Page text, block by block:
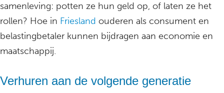
samenleving: potten ze hun geld op, of laten ze het
rollen? Hoe in Friesland ouderen als consument en
belastingbetaler kunnen bijdragen aan economie en
maatschappij.
Verhuren aan de volgende generatie